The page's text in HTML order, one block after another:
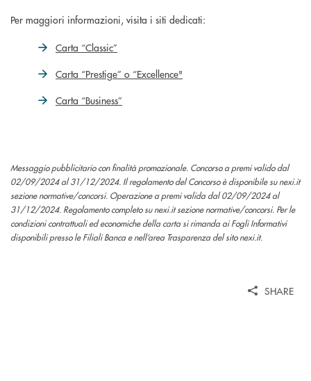
Per maggiori informazioni, visita i siti dedicati:
Carta “Classic”
Carta “Prestige” o “Excellence"
Carta “Business”
Messaggio pubblicitario con finalità promozionale. Concorso a premi valido dal
02/09/2024 al 31/12/2024. Il regolamento del Concorso è disponibile su nexi.it
sezione normative/concorsi. Operazione a premi valida dal 02/09/2024 al
31/12/2024. Regolamento completo su nexi.it sezione normative/concorsi. Per le
condizioni contrattuali ed economiche della carta si rimanda ai Fogli Informativi
disponibili presso le Filiali Banca e nell’area Trasparenza del sito nexi.it.
SHARE